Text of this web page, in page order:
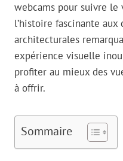
webcams pour suivre
l’histoire fascinante aux
architecturales
expérience visuelle
profiter au mieux des
à offrir.
Sommaire